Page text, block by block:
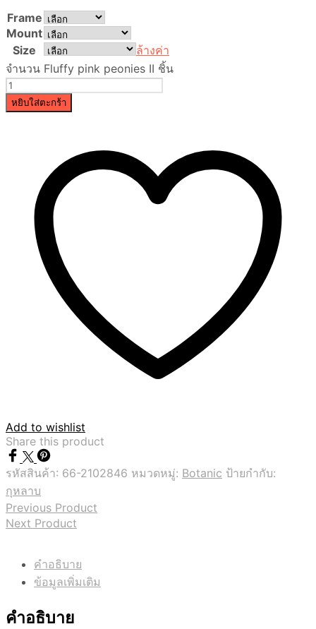
Frame
Mount
Size
ล้างค่า
จำนวน Fluffy pink peonies II ชิ้น
หยิบใส่ตะกร้า
Add to wishlist
Share this product
รหัสสินค้า: 66-2102846 หมวดหมู่: Botanic ป้ายกำกับ:
กุหลาบ
Previous Product
Next Product
คำอธิบาย
ข้อมูลเพิ่มเติม
คำอธิบาย